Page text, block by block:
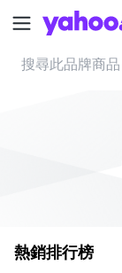
熱銷排行榜